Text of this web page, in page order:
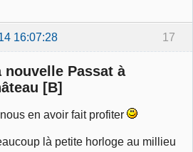
17
16:07:28
nouvelle Passat à
[B]
en avoir fait profiter
là petite horloge au millieu